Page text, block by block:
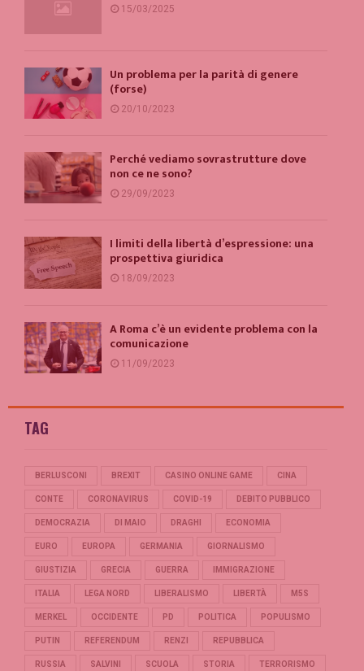
15/03/2025
Un problema per la parità di genere
(forse)
20/10/2023
Perché vediamo sovrastrutture dove
non ce ne sono?
29/09/2023
I limiti della libertà d’espressione: una
prospettiva giuridica
18/09/2023
A Roma c’è un evidente problema con la
comunicazione
11/09/2023
TAG
BERLUSCONI BREXIT CASINO ONLINE GAME CINA
CONTE CORONAVIRUS COVID-19 DEBITO PUBBLICO
DEMOCRAZIA DI MAIO DRAGHI ECONOMIA
EURO EUROPA GERMANIA GIORNALISMO
GIUSTIZIA GRECIA GUERRA IMMIGRAZIONE
ITALIA LEGA NORD LIBERALISMO LIBERTÀ M5S
MERKEL OCCIDENTE PD POLITICA POPULISMO
PUTIN REFERENDUM RENZI REPUBBLICA
RUSSIA SALVINI SCUOLA STORIA TERRORISMO